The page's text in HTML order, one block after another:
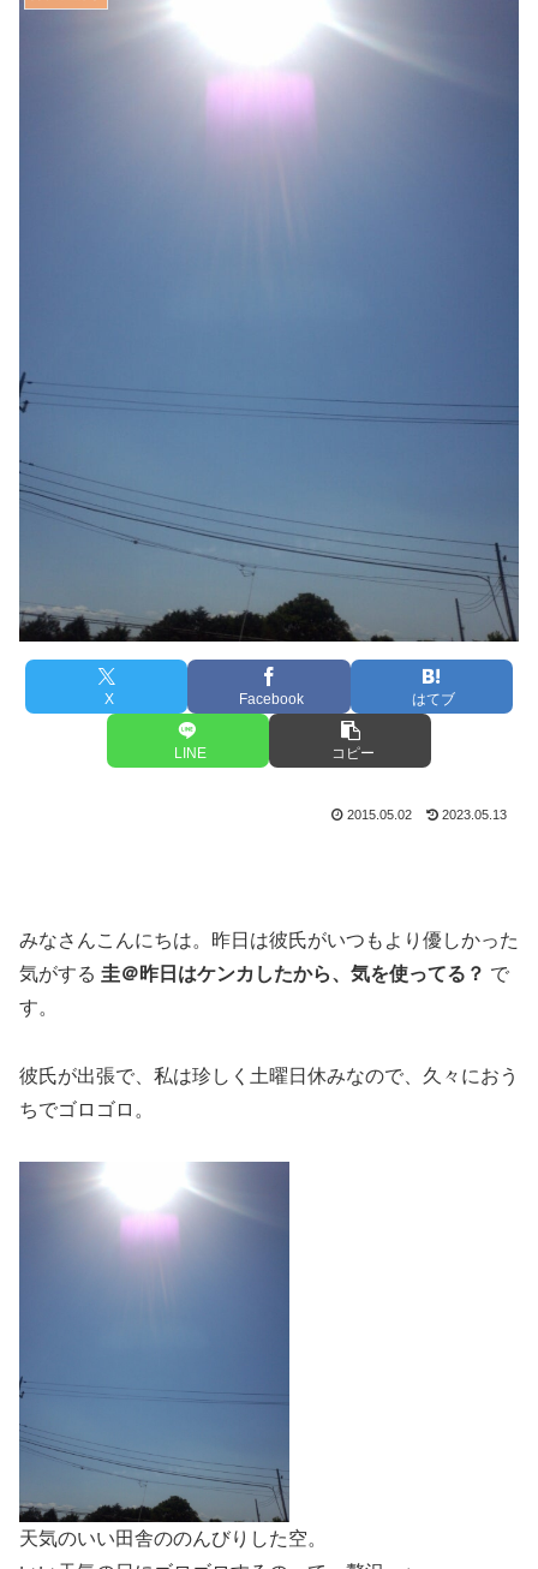
X Facebook はてブ
LINE コピー
2015.05.02 2023.05.13
みなさんこんにちは。昨日は彼氏がいつもより優しかった
気がする 圭＠昨日はケンカしたから、気を使ってる？ で
す。
彼氏が出張で、私は珍しく土曜日休みなので、久々におう
ちでゴロゴロ。
天気のいい田舎ののんびりした空。